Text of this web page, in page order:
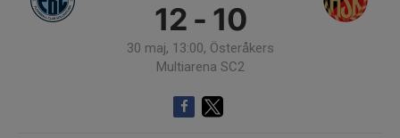
12 - 10
30 maj, 13:00, Österåkers
Multiarena SC2